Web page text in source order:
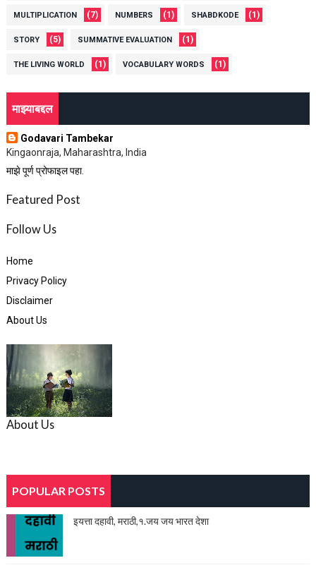
MULTIPLICATION (7) NUMBERS (1) SHABDKODE (1)
STORY (5) SUMMATIVE EVALUATION (1)
THE LIVING WORLD (1) VOCABULARY WORDS (1)
माझ्याबद्दल
Godavari Tambekar
Kingaonraja, Maharashtra, India
माझे पूर्ण प्रोफाइल पहा.
Featured Post
Follow Us
Home
Privacy Policy
Disclaimer
About Us
About Us
POPULAR POSTS
इयत्ता दहावी, मराठी,१.जय जय भारत देशा